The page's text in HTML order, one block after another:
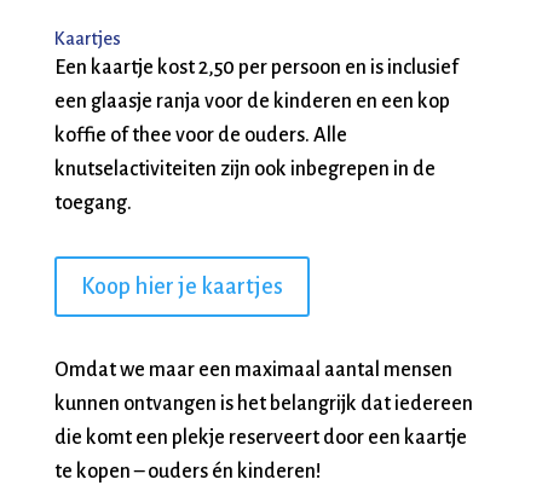
Kaartjes
Een kaartje kost 2,50 per persoon en is inclusief
een glaasje ranja voor de kinderen en een kop
koffie of thee voor de ouders. Alle
knutselactiviteiten zijn ook inbegrepen in de
toegang.
Koop hier je kaartjes
Omdat we maar een maximaal aantal mensen
kunnen ontvangen is het belangrijk dat iedereen
die komt een plekje reserveert door een kaartje
te kopen – ouders én kinderen!